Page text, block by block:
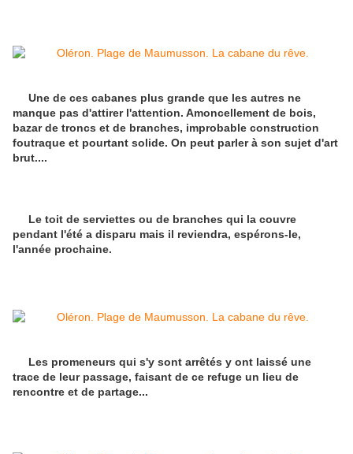
Une de ces cabanes plus grande que les autres ne
manque pas d'attirer l'attention. Amoncellement de bois,
bazar de troncs et de branches, improbable construction
foutraque et pourtant solide. On peut parler à son sujet d'art
brut....
Le toit de serviettes ou de branches qui la couvre
pendant l'été a disparu mais il reviendra, espérons-le,
l'année prochaine.
Les promeneurs qui s'y sont arrêtés y ont laissé une
trace de leur passage, faisant de ce refuge un lieu de
rencontre et de partage...